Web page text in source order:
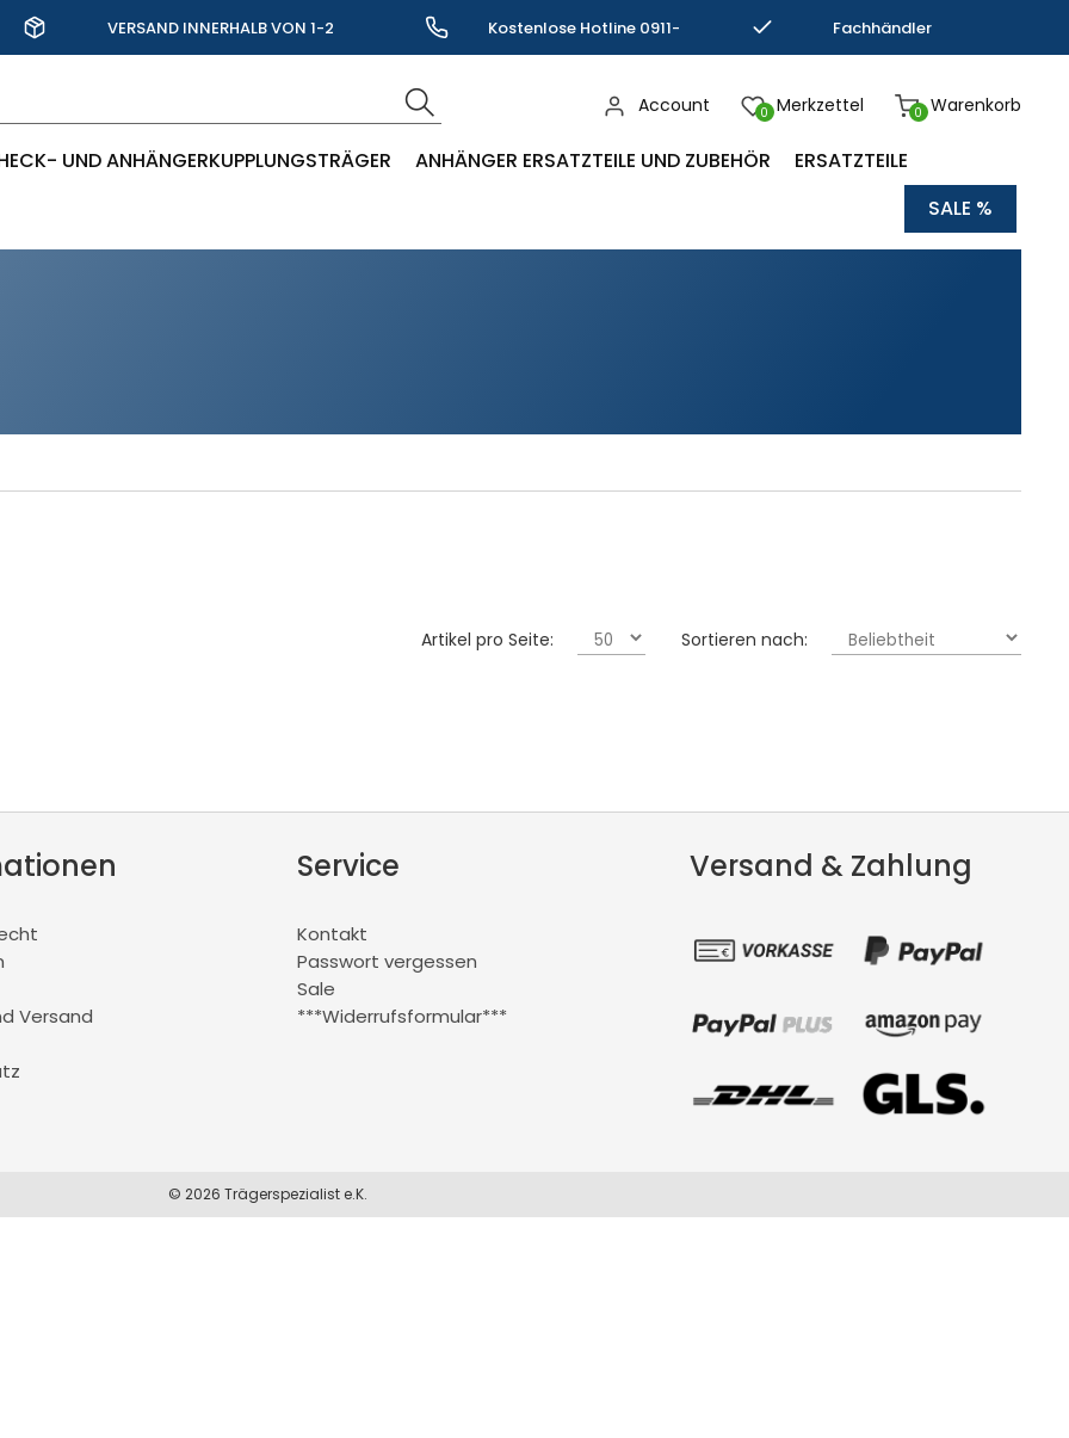
VERSAND INNERHALB VON 1-2 Kostenlose Hotline 0911- Fachhändler
0 Warenkorb
0 Merkzettel
Account
UND ANHÄNGERKUPPLUNGSTRÄGER ANHÄNGER ERSATZTEILE UND ZUBEHÖR
ERSATZTEILE
SALE %
Sortieren nach:
Artikel pro Seite:
Versand
Service
Kontakt
Passwort vergessen
Sale
***Widerrufsformular***
Versand & Zahlung
© 2026 Trägerspezialist e.K.